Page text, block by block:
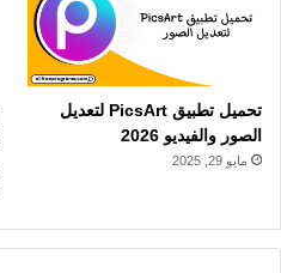
تحميل تطبيق PicsArt لتعديل
الصور والفيديو 2026
مايو 29, 2025